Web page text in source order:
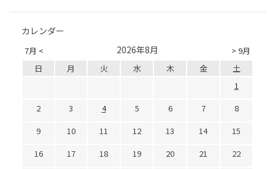
カレンダー
7月 < > 9月
2026年8月
日 月 火 水 木 金
土
1
2
3 4 5 6 7
8
9
10 11 12 13 14
15
16
17 18 19 20 21
22